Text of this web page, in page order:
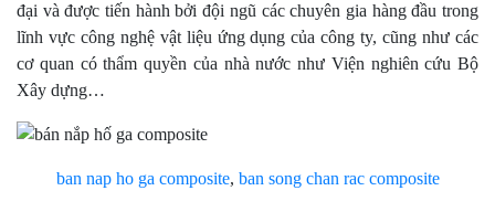
đại và được tiến hành bởi đội ngũ các chuyên gia hàng đầu trong
lĩnh vực công nghệ vật liệu ứng dụng của công ty, cũng như các
cơ quan có thẩm quyền của nhà nước như Viện nghiên cứu Bộ
Xây dựng…
ban nap ho ga composite, ban song chan rac composite